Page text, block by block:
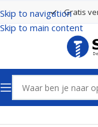
Skip to navigation
Skip to main content
Gratis
Home Paaldragers